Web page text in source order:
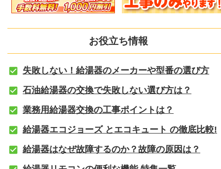
お役立ち情報
失敗しない！給湯器のメーカーや型番の選び方
石油給湯器の交換で失敗しない選び方は？
業務用給湯器交換の工事ポイントは？
給湯器エコジョーズ とエコキュート の徹底比較!
給湯器はなぜ故障するのか？故障の原因は？